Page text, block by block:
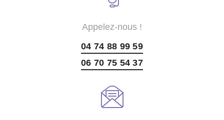
Appelez-nous !
04 74 88 99 59
06 70 75 54 37